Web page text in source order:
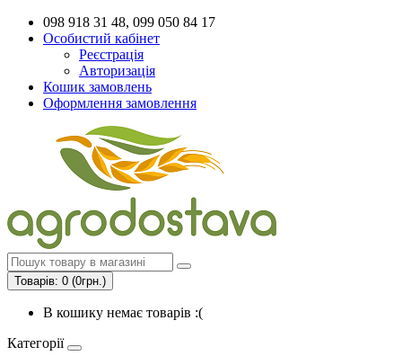
098 918 31 48, 099 050 84 17
Особистий кабінет
Реєстрація
Авторизація
Кошик замовлень
Оформлення замовлення
Товарів: 0 (0грн.)
В кошику немає товарів :(
Категорії